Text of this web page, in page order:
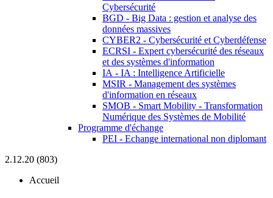
Cybersécurité
BGD - Big Data : gestion et analyse des
données massives
CYBER2 - Cybersécurité et Cyberdéfense
ECRSI - Expert cybersécurité des réseaux
et des systèmes d'information
IA - IA : Intelligence Artificielle
MSIR - Management des systèmes
d'information en réseaux
SMOB - Smart Mobility - Transformation
Numérique des Systèmes de Mobilité
Programme d'échange
PEI - Echange international non diplomant
2.12.20 (803)
Accueil